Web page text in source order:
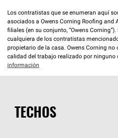
Los contratistas que se enumeran aquí
asociados a Owens Corning Roofing and
filiales (en su conjunto, “Owens
cualquiera de los contratistas
propietario de la casa. Owens Corning
calidad del trabajo realizado por ninguno
información
TECHOS